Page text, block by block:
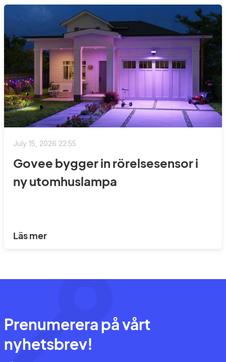
July 15, 2026 22:55
Govee bygger in rörelsesensor i
ny utomhuslampa
Läs mer
Prenumerera på vårt
nyhetsbrev!